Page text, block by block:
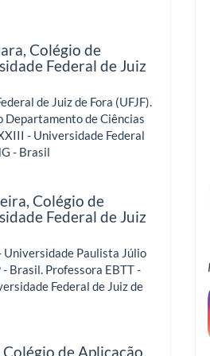
Colégio de
Federal de Juiz
de Juiz de Fora (UFJF).
Departamento de Ciências
- Universidade Federal
- Brasil
Colégio de
Federal de Juiz
Universidade Paulista Júlio
Brasil. Professora EBTT -
Federal de Juiz de
Colégio de Aplicação